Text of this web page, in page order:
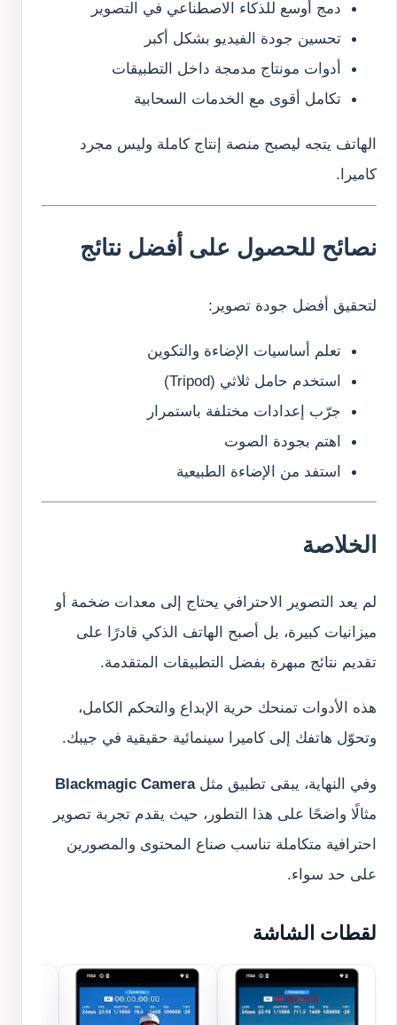
دمج أوسع للذكاء الاصطناعي في التصوير
تحسين جودة الفيديو بشكل أكبر
أدوات مونتاج مدمجة داخل التطبيقات
تكامل أقوى مع الخدمات السحابية
الهاتف يتجه ليصبح منصة إنتاج كاملة وليس مجرد
كاميرا.
نصائح للحصول على أفضل نتائج
لتحقيق أفضل جودة تصوير:
تعلم أساسيات الإضاءة والتكوين
استخدم حامل ثلاثي (Tripod)
جرّب إعدادات مختلفة باستمرار
اهتم بجودة الصوت
استفد من الإضاءة الطبيعية
الخلاصة
لم يعد التصوير الاحترافي يحتاج إلى معدات ضخمة أو
ميزانيات كبيرة، بل أصبح الهاتف الذكي قادرًا على
تقديم نتائج مبهرة بفضل التطبيقات المتقدمة.
هذه الأدوات تمنحك حرية الإبداع والتحكم الكامل،
وتحوّل هاتفك إلى كاميرا سينمائية حقيقية في جيبك.
وفي النهاية، يبقى تطبيق مثلBlackmagic Camera
مثالًا واضحًا على هذا التطور، حيث يقدم تجربة تصوير
احترافية متكاملة تناسب صناع المحتوى والمصورين
على حد سواء.
لقطات الشاشة